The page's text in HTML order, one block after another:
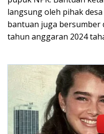
langsung oleh pihak
bantuan juga bersumber
tahun anggaran 2024